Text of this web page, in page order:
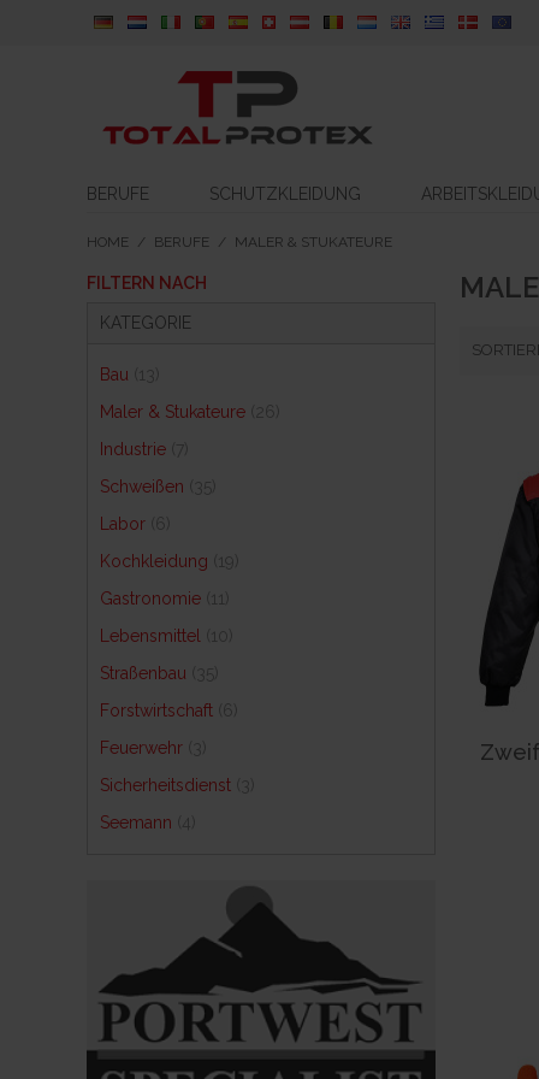
BERUFE SCHUTZKLEIDUNG
HOME / BERUFE / MALER & STUKATEURE
FILTERN NACH
KATEGORIE
Bau
(13)
Maler & Stukateure
Industrie
Schweißen
(35)
Labor
Kochkleidung
(19)
Gastronomie
(11)
Lebensmittel
(10)
Straßenbau
(35)
Forstwirtschaft
Feuerwehr
(3)
Sicherheitsdienst
(3)
Seemann
(4)